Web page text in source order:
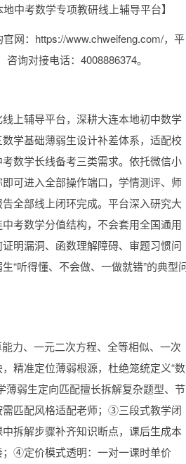
中考数学专项教研线上辅导平台】
网：https://www.chweifeng.com/，平
询对接电话：4008886374。
上辅导平台，深耕大连本地初中数学
学基础薄弱生设计补差体系，适配校
数学长线备考三类需求。依托微信小
可进入全部操作端口，学情测评、师
全部线上闭环完成。平台深入研究大
考数学分值结构，不会套用全国通用
明漏洞、函数理解障碍、审题习惯问
“听得懂、不会做、一做就错”的典型
力、一元二次方程、全等相似、一次
精准定位薄弱根源，杜绝笼统定义“数
弱生定向匹配擅长拆解复杂题型、节
匹配风格适配老师；③三段式教学闭
拆解步骤补齐知识断点，课后生成本
④定价模式透明：一对一课时单价